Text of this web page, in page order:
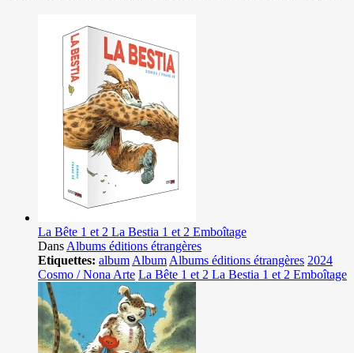
La Bête 1 et 2 La Bestia 1 et 2 Emboîtage
Dans Albums éditions étrangères
Etiquettes: album Album Albums éditions étrangères 2024
Cosmo / Nona Arte La Bête 1 et 2 La Bestia 1 et 2 Emboîtage